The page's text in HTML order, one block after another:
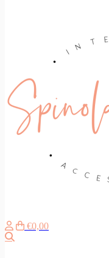
€0,00